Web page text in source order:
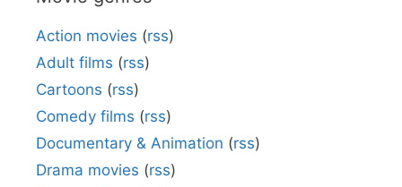
Action movies (rss)
Adult films (rss)
Cartoons (rss)
Comedy films (rss)
Documentary & Animation (rss)
Drama movies (rss)